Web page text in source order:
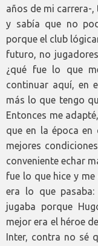
años de mi carrera-,
y sabía que no
porque el club
futuro, no
¿qué fue lo que
continuar aquí, en
más lo que tengo
Entonces me
que en la época en
mejores
conveniente echar
fue lo que hice y
era lo que
jugaba porque
mejor era el héroe
Inter, contra no sé